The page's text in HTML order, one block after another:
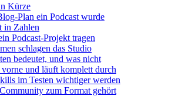
Kürze
Plan ein Podcast wurde
in Zahlen
Podcast-Projekt tragen
schlagen das Studio
bedeutet, und was nicht
und läuft komplett durch
im Testen wichtiger werden
zum Format gehört